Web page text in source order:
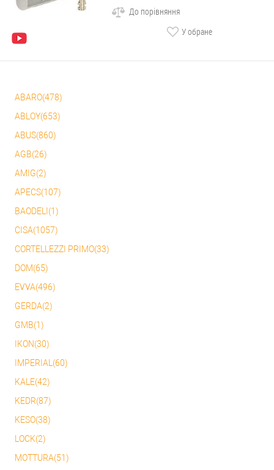
До порівняння
У обране
ABARO(478)
ABLOY(653)
ABUS(860)
AGB(26)
AMIG(2)
APECS(107)
BAODELI(1)
CISA(1057)
CORTELLEZZI PRIMO(33)
DOM(65)
EVVA(496)
GERDA(2)
GMB(1)
IKON(30)
IMPERIAL(60)
KALE(42)
KEDR(87)
KESO(38)
LOCK(2)
MOTTURA(51)